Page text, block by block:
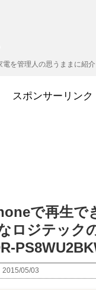
電を管理人の思うままに紹介
スポンサーリンク
で再生で
ロジテック
05/03